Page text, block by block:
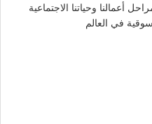
أعمالنا وحياتنا الاجتماعية
في العالم